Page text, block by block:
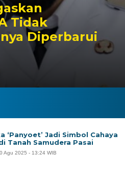
Tidak
Diperbarui
‘Panyoet’ Jadi Simbol Cahaya
Tanah Samudera Pasai
Agu 2025 - 13:24 WIB